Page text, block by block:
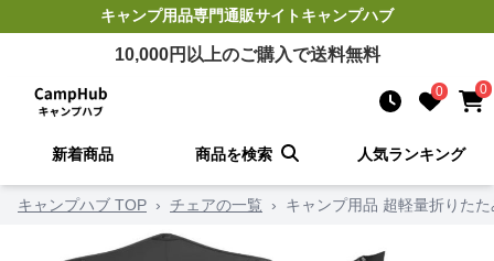
キャンプ用品専門通販サイトキャンプハブ
10,000円以上のご購入で送料無料
0 0
新着商品 商品を検索 人気ランキング
キャンプハブ TOP › チェアの一覧 › キャンプ用品 超軽量折りた